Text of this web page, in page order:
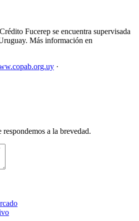
Fucerep se encuentra supervisada
Más información en
·
a la brevedad.